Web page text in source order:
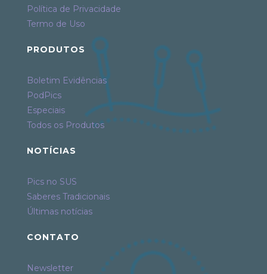
Política de Privacidade
Termo de Uso
PRODUTOS
Boletim Evidências
PodPics
Especiais
Todos os Produtos
NOTÍCIAS
Pics no SUS
Saberes Tradicionais
Últimas notícias
CONTATO
Newsletter